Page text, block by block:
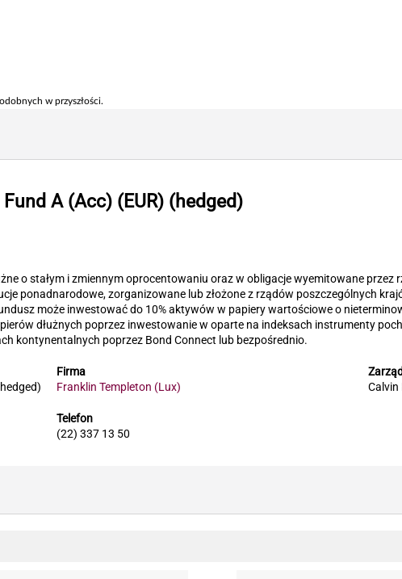
w przyszłości.
A (Acc) (EUR) (hedged)
o stałym i zmiennym oprocentowaniu oraz w obligacje wyemitowane przez
ponadnarodowe, zorganizowane lub złożone z rządów poszczególnych
może inwestować do 10% aktywów w papiery wartościowe o
dłużnych poprzez inwestowanie w oparte na indeksach instrumenty
kontynentalnych poprzez Bond Connect lub bezpośrednio.
Firma
Franklin Templeton (Lux)
Telefon
(22) 337 13 50
Calvin